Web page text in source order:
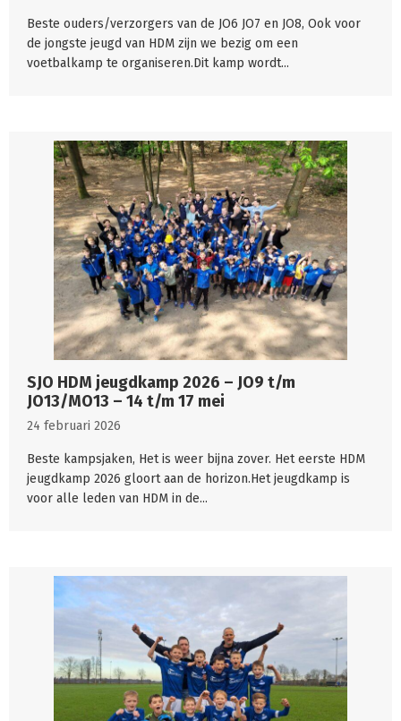
Beste ouders/verzorgers van de JO6 JO7 en JO8, Ook voor
de jongste jeugd van HDM zijn we bezig om een
voetbalkamp te organiseren.Dit kamp wordt...
SJO HDM jeugdkamp 2026 – JO9 t/m
JO13/MO13 – 14 t/m 17 mei
24 februari 2026
Beste kampsjaken, Het is weer bijna zover. Het eerste HDM
jeugdkamp 2026 gloort aan de horizon.Het jeugdkamp is
voor alle leden van HDM in de...